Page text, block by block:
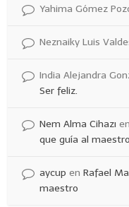
Yahima Gómez
Neznaiky Luis
India Alejandra
Ser feliz.
Nem Alma Cihazı
que guía al maestro
aycup enRafael
maestro